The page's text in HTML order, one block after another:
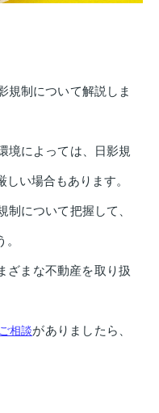
規制について解説しま
境によっては、日影規
い場合もあります。
制について把握して、
ざまな不動産を取り扱
ご相談がありましたら、